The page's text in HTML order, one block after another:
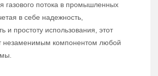
газового потока в промышленных
в себе надежность,
и простоту использования, этот
незаменимым компонентом любой